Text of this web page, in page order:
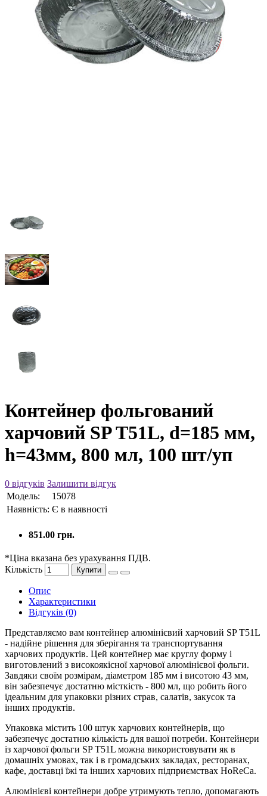
Контейнер фольгований
харчовий SP T51L, d=185 мм,
h=43мм, 800 мл, 100 шт/уп
0 відгуків Залишити відгук
Модель:
15078
Наявність: Є в наявності
851.00 грн.
*Ціна вказана без урахування ПДВ.
Кількість
Купити
Опис
Характеристики
Відгуків (0)
Представляємо вам контейнер алюмінієвий харчовий SP T51L
- надійне рішення для зберігання та транспортування
харчових продуктів. Цей контейнер має круглу форму і
виготовлений з високоякісної харчової алюмінієвої фольги.
Завдяки своїм розмірам, діаметром 185 мм і висотою 43 мм,
він забезпечує достатню місткість - 800 мл, що робить його
ідеальним для упаковки різних страв, салатів, закусок та
інших продуктів.
Упаковка містить 100 штук харчових контейнерів, що
забезпечує достатню кількість для вашої потреби. Контейнери
із харчової фольги SP T51L можна використовувати як в
домашніх умовах, так і в громадських закладах, ресторанах,
кафе, доставці їжі та інших харчових підприємствах HoReCa.
Алюмінієві контейнери добре утримують тепло, допомагають